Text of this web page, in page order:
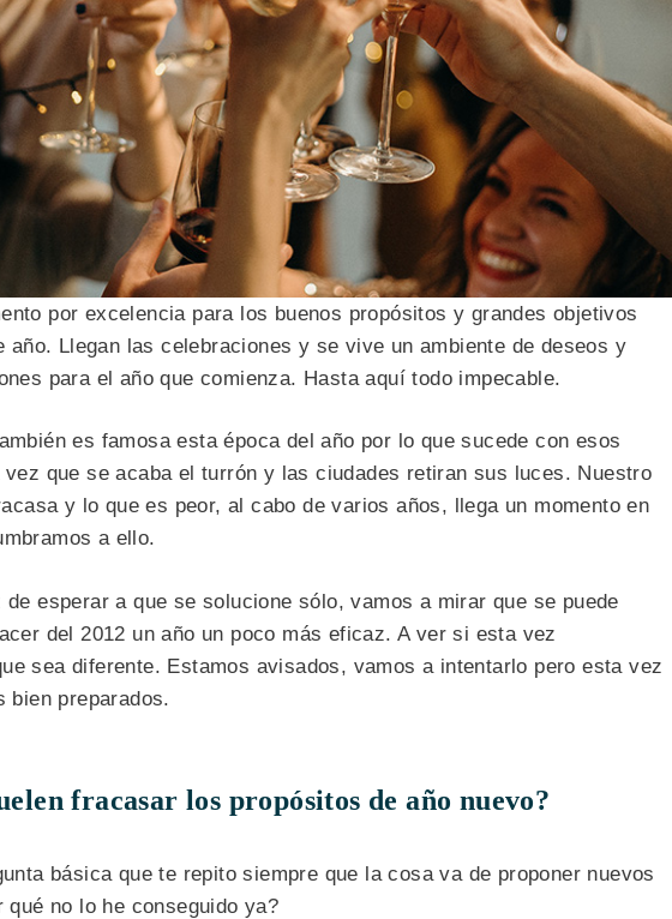
por excelencia para los buenos propósitos y grandes objetivos
año. Llegan las celebraciones y se vive un ambiente de deseos y
para el año que comienza. Hasta aquí todo impecable.
es famosa esta época del año por lo que sucede con esos
vez que se acaba el turrón y las ciudades retiran sus luces. Nuestro
y lo que es peor, al cabo de varios años, llega un momento en
a ello.
esperar a que se solucione sólo, vamos a mirar que se puede
del 2012 un año un poco más eficaz. A ver si esta vez
sea diferente. Estamos avisados, vamos a intentarlo pero esta vez
bien preparados.
fracasar los propósitos de año nuevo?
básica que te repito siempre que la cosa va de proponer nuevos
qué no lo he conseguido ya?